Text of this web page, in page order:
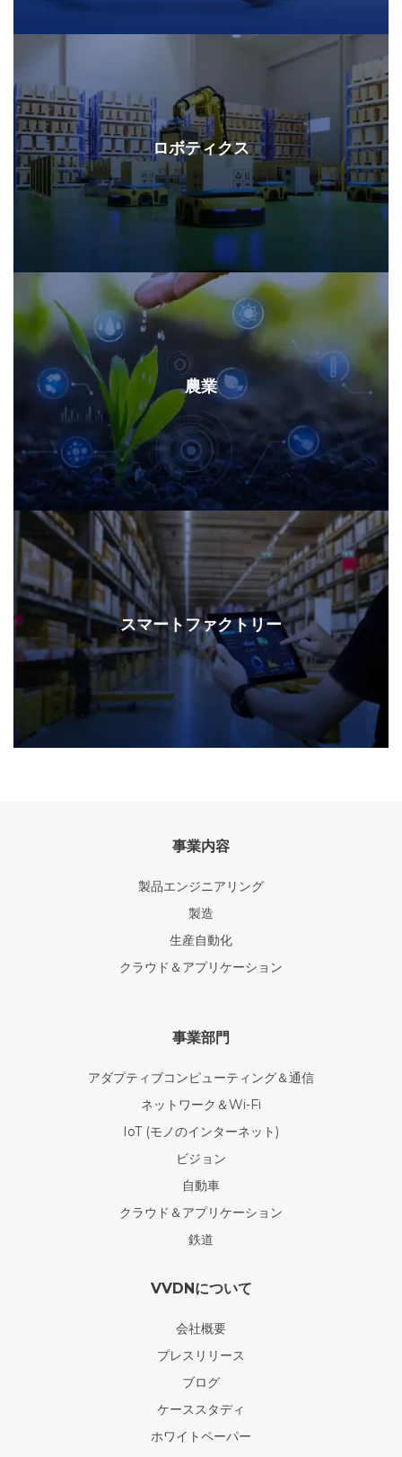
ロボティクス
農業
スマートファクトリー
事業内容
製品エンジニアリング
製造
生産自動化
クラウド＆アプリケーション
事業部門
アダプティブコンピューティング＆通信
ネットワーク＆Wi-Fi
IoT (モノのインターネット)
ビジョン
自動車
クラウド＆アプリケーション
鉄道
VVDNについて
会社概要
プレスリリース
ブログ
ケーススタディ
ホワイトペーパー